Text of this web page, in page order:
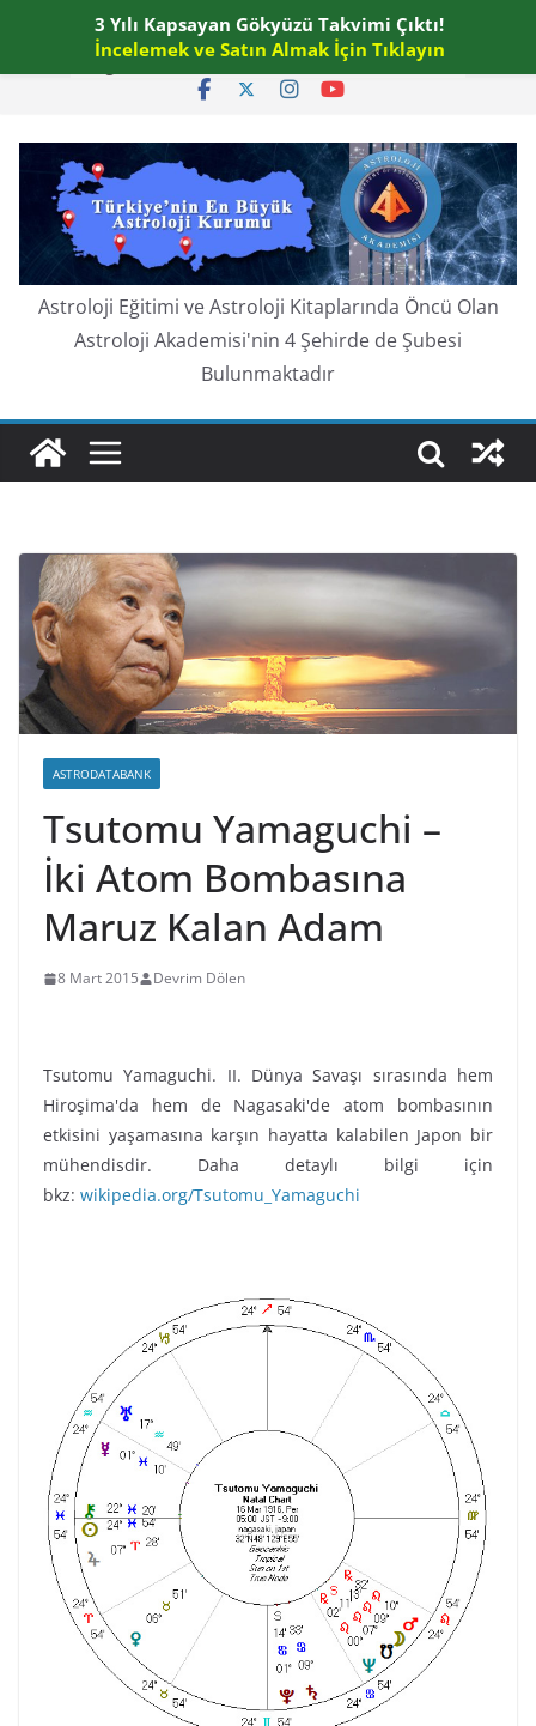
content
Cuma, Ağustos 7, 2026
Astroloji Eğitimi ve Astroloji Kitaplarında Öncü Olan
Astroloji Akademisi'nin 4 Şehirde de Şubesi
Bulunmaktadır
ASTRODATABANK
Tsutomu Yamaguchi –
İki Atom Bombasına
Maruz Kalan Adam
8 Mart 2015 Devrim Dölen
Tsutomu Yamaguchi. II. Dünya Savaşı sırasında hem
Hiroşima'da hem de Nagasaki'de atom bombasının
etkisini yaşamasına karşın hayatta kalabilen Japon bir
mühendisdir. Daha detaylı bilgi için
bkz: wikipedia.org/Tsutomu_Yamaguchi
3 Yılı Kapsayan Gökyüzü Takvimi Çıktı!
İncelemek ve Satın Almak İçin Tıklayın